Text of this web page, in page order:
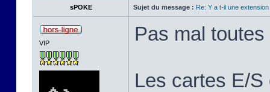
sPOKE Sujet du message : Re: Y a t-il une
VIP Pas mal
Les cartes E/